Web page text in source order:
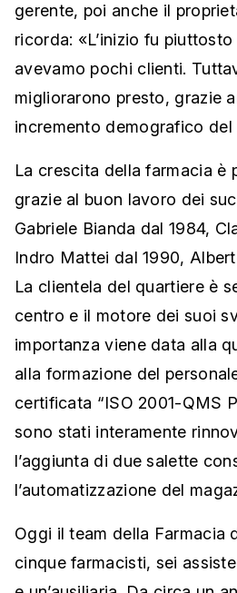
gerente, poi anche il
ricorda: «L’inizio fu
avevamo pochi clienti.
migliorarono presto, grazie
incremento demografico del
La crescita della farmacia è
grazie al buon lavoro dei
Gabriele Bianda dal 1984,
Indro Mattei dal 1990,
La clientela del quartiere è
centro e il motore dei suoi
importanza viene data alla
alla formazione del
certificata “ISO 2001-QMS
sono stati interamente
l’aggiunta di due salette
l’automatizzazione del
Oggi il team della Farmacia
cinque farmacisti, sei